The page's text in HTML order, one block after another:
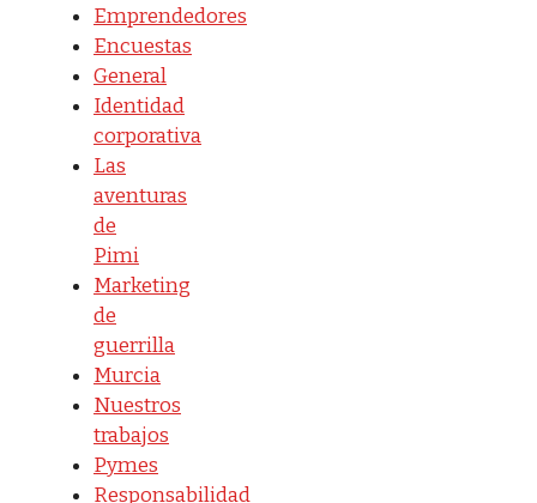
Emprendedores
Encuestas
General
Identidad
corporativa
Las
aventuras
de
Pimi
Marketing
de
guerrilla
Murcia
Nuestros
trabajos
Pymes
Responsabilidad